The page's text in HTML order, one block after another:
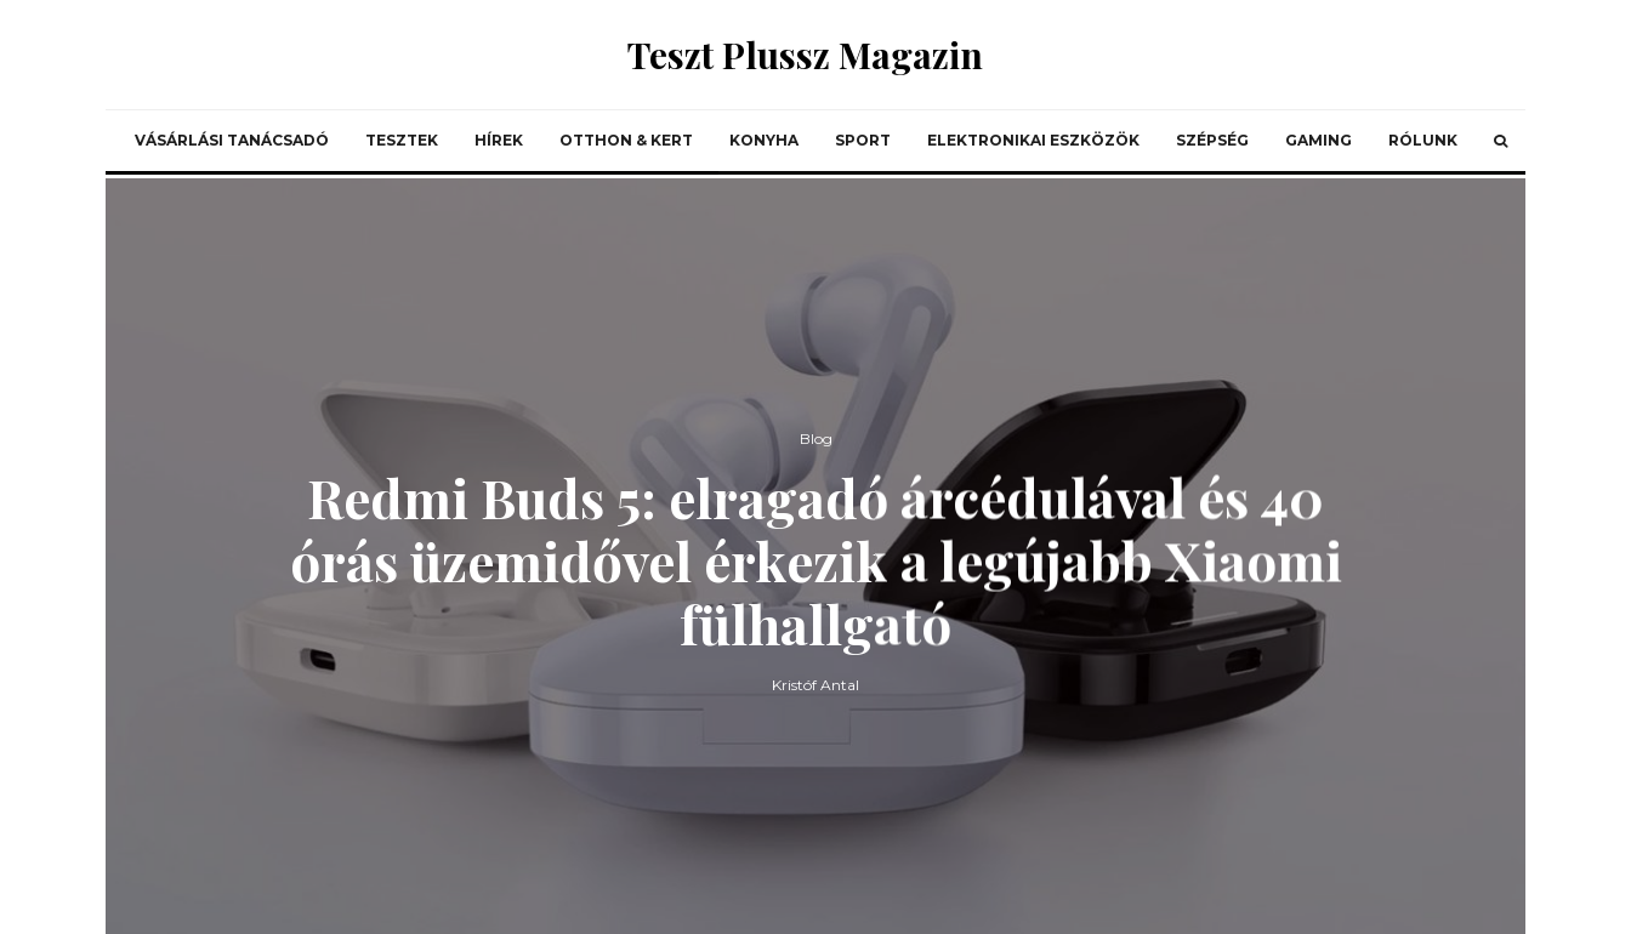
Teszt Plussz Magazin
VÁSÁRLÁSI TANÁCSADÓ TESZTEK HÍREK OTTHON & KERT KONYHA SPORT ELEKTRONIKAI ESZKÖZÖK SZÉPSÉG GAMING RÓLUNK
Blog
Redmi Buds 5: elragadó árcédulával és 40
órás üzemidővel érkezik a legújabb Xiaomi
fülhallgató
Kristóf Antal